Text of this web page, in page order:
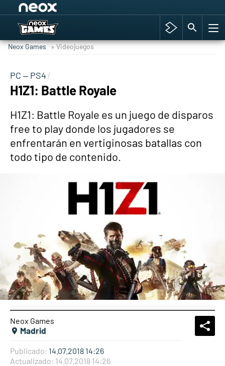
Hyrule Warriors: La Era del Cataclismo
Cyberpunk 2077
Asia peculiar tradición
Neox Games » Videojuegos
PC – PS4
H1Z1: Battle Royale
H1Z1: Battle Royale es un juego de disparos
free to play donde los jugadores se
enfrentarán en vertiginosas batallas con
todo tipo de contenido.
Neox Games
Madrid
Publicado: 14.07.2018 14:26
Actualizado: 14.07.2018 14:26